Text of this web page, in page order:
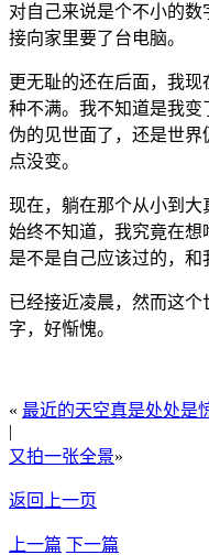
对自己来说是个不小的
接向家里要了台电脑。
更无耻的还在后面，我
种不满。我不知道是我
伪的见世面了，还是世
点没变。
现在，躺在那个从小到
始终不知道，我究竟在
是不是自己应该过的，和
已经接近凌晨，然而这
字，好惭愧。
« 最近的天空真是处处是
|
又拍一张全景»
返回上一页
上一篇 下一篇